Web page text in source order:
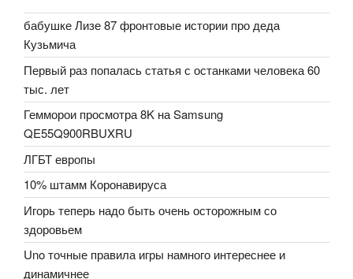
бабушке Лизе 87 фронтовые истории про деда
Кузьмича
Первый раз попалась статья с останками человека 60
тыс. лет
Гемморои просмотра 8K на Samsung
QE55Q900RBUXRU
ЛГБТ европы
10% штамм Коронавируса
Игорь теперь надо быть очень осторожным со
здоровьем
Uno точные правила игры намного интереснее и
динамичнее